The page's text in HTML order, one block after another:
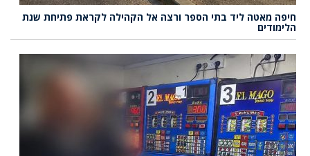
חיפה מאטה ליד בתי הספר ורצה אל הקהילה לקראת פתיחת שנת
הלימודים